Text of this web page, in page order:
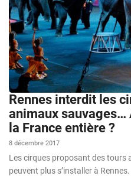
Rennes interdit les
animaux sauvages…
la France entière ?
8 décembre 2017
Les cirques proposant des tours
peuvent plus s’installer à